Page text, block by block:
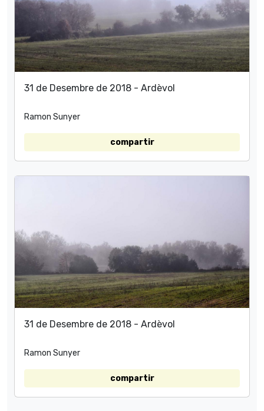
31 de Desembre de 2018 - Ardèvol
Ramon Sunyer
compartir
31 de Desembre de 2018 - Ardèvol
Ramon Sunyer
compartir